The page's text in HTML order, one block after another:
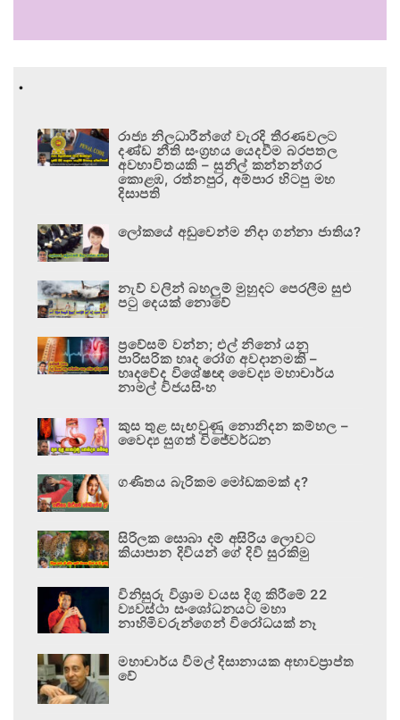
.
රාජ්‍ය නිලධාරීන්ගේ වැරදි තීරණවලට
දණ්ඩ නීති සංග්‍රහය යෙදවීම බරපතල
අවභාවිතයකි – සුනිල් කන්නන්ගර
කොළඹ, රත්නපුර, අම්පාර හිටපු මහ
දිසාපති
ලෝකයේ අඩුවෙන්ම නිදා ගන්නා ජාතිය?
නැව් වලින් බහලුම් මුහුදට පෙරලීම සුළු
පටු දෙයක් නොවේ
ප්‍රවේසම් වන්න; එල් නිනෝ යනු
පාරිසරික හෘද රෝග අවදානමකි –
හෘදවේද විශේෂඥ වෛද්‍ය මහාචාර්ය
නාමල් විජයසිංහ
කුස තුළ සැඟවුණු නොනිදන කම්හල –
වෛද්‍ය සුගත් විජේවර්ධන
ගණිතය බැරිකම මෝඩකමක් ද?
සිරිලක සොබා දම් අසිරිය ලොවට
කියාපාන දිවියන් ගේ දිවි සුරකිමු
විනිසුරු විශ්‍රාම වයස දිගු කිරීමේ 22
ව්‍යවස්ථා සංශෝධනයට මහා
නාහිමිවරුන්ගෙන් විරෝධයක් නෑ
මහාචාර්ය විමල් දිසානායක අභාවප්‍රාප්ත
වේ